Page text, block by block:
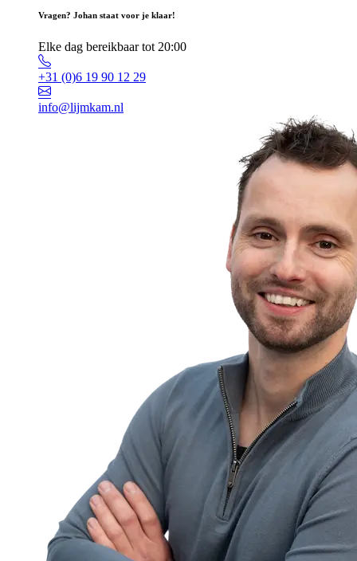
Vragen? Johan staat voor je klaar!
Elke dag bereikbaar tot 20:00
+31 (0)6 19 90 12 29
info@lijmkam.nl